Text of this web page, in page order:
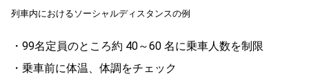
列車内におけるソーシャルディスタンスの例
・99名定員のところ約 40～60 名に乗車人数を制限
・乗車前に体温、体調をチェック